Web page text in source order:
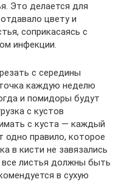
Это делается для
цвету и
соприкасаясь с
инфекции.
с середины
каждую неделю
и помидоры будут
с кустов
с куста — каждый
одно правило, которое
в кисти не завязались
листья должны быть
в сухую